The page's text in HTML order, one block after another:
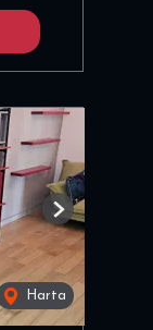
Harta
Next